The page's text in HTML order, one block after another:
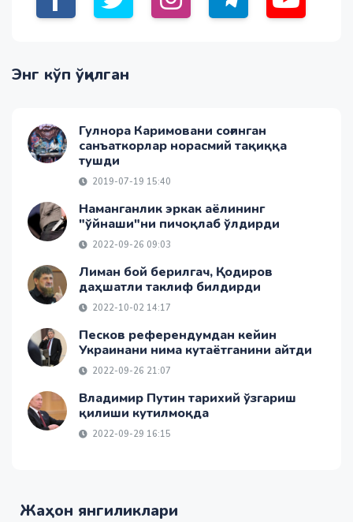
Энг кўп ўқилган
Гулнора Каримовани соғинган
санъаткорлар норасмий тақиққа
тушди
2019-07-19 15:40
Наманганлик эркак аёлининг
"ўйнаши"ни пичоқлаб ўлдирди
2022-09-26 09:03
Лиман бой берилгач, Қодиров
даҳшатли таклиф билдирди
2022-10-02 14:17
Песков референдумдан кейин
Украинани нима кутаётганини айтди
2022-09-26 21:07
Владимир Путин тарихий ўзгариш
қилиши кутилмоқда
2022-09-29 16:15
Жаҳон янгиликлари